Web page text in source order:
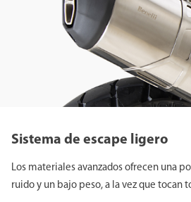
Sistema de escape ligero
Los materiales avanzados ofrecen una
ruido y un bajo peso, a la vez que tocan